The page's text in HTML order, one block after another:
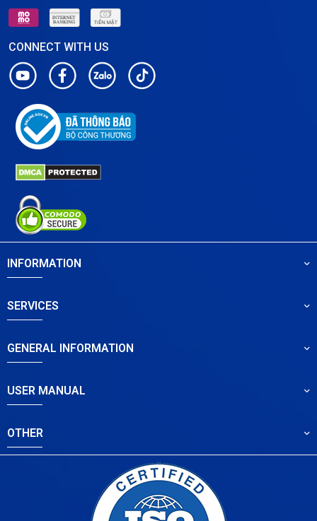
CONNECT WITH US
INFORMATION
SERVICES
GENERAL INFORMATION
USER MANUAL
OTHER